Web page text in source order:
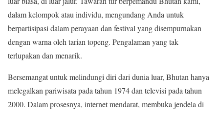
dalam kelompok atau individu, mengundang Anda untuk
berpartisipasi dalam perayaan dan festival yang disempurnakan
dengan warna oleh tarian topeng. Pengalaman yang tak
terlupakan dan menarik.
Bersemangat untuk melindungi diri dari dunia luar, Bhutan hanya
melegalkan pariwisata pada tahun 1974 dan televisi pada tahun
2000. Dalam prosesnya, internet mendarat, membuka jendela di